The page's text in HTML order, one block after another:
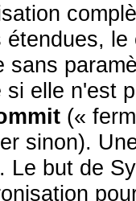
étendues,
sans
si elle n'est
(«
sinon).
Le but de